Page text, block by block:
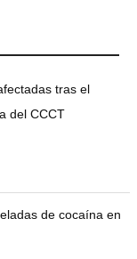
tras el
del CCCT
de cocaína en